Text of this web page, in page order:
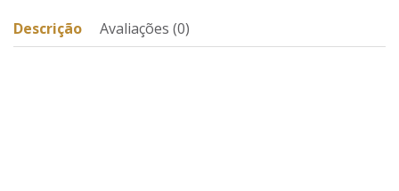
Descrição Avaliações (0)